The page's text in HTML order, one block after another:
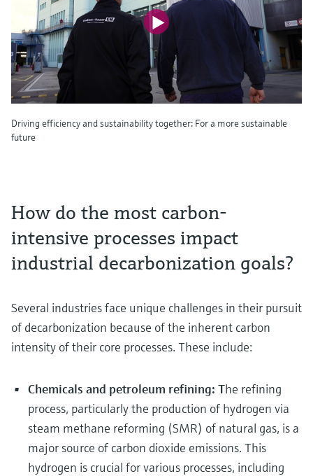
Driving efficiency and sustainability together: For a more sustainable
future
How do the most carbon-
intensive processes impact
industrial decarbonization goals?
Several industries face unique challenges in their pursuit
of decarbonization because of the inherent carbon
intensity of their core processes. These include:
Chemicals and petroleum refining: The refining
process, particularly the production of hydrogen via
steam methane reforming (SMR) of natural gas, is a
major source of carbon dioxide emissions. This
hydrogen is crucial for various processes, including